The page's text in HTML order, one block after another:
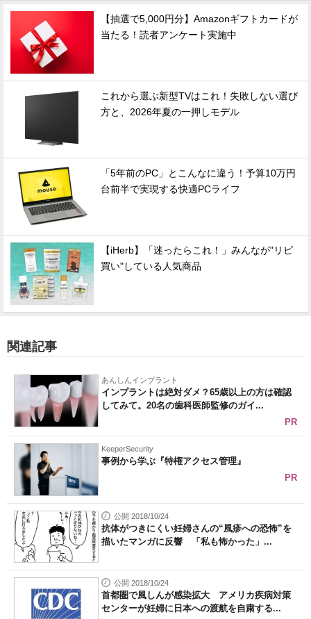
【抽選で5,000円分】Amazonギフトカードが
当たる！読者アンケート実施中
これから選ぶ新型TVはこれ！失敗しない選び
方と、2026年夏の一押しモデル
「5年前のPC」とこんなに違う！予算10万円
台前半で実現する快適PCライフ
【iHerb】「迷ったらこれ！」みんなが"リピ
買い"している人気商品
関連記事
あんしんインプラント
インプラントは絶対ダメ？65歳以上の方は確認
してみて。20名の歯科医師監修のガイ...
PR
KeeperSecurity
事例から学ぶ『特権アクセス管理』
PR
公開 2018/10/24
抗体がつきにくい妊婦さんの“風疹への恐怖”を
描いたマンガに反響 「私も怖かった」...
公開 2018/10/24
首都圏で風しんが感染拡大 アメリカ疾病対策
センターが妊婦に日本への渡航を自粛する...